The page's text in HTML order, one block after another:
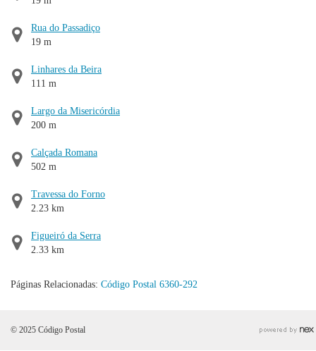
Rua do Passadiço
19 m
Linhares da Beira
111 m
Largo da Misericórdia
200 m
Calçada Romana
502 m
Travessa do Forno
2.23 km
Figueiró da Serra
2.33 km
Páginas Relacionadas: Código Postal 6360-292
© 2025 Código Postal